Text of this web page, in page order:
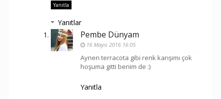
Yanıtla
Yanıtlar
Pembe Dünyam
16 Mayıs 2016 16:05
Aynen terracota gibi renk karışımı çok
hoşuma gitti benim de :)
Yanıtla